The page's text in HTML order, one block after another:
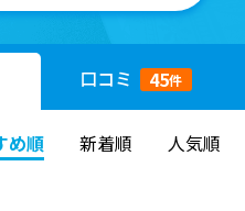
口コミ 45件
め順 新着順 人気順